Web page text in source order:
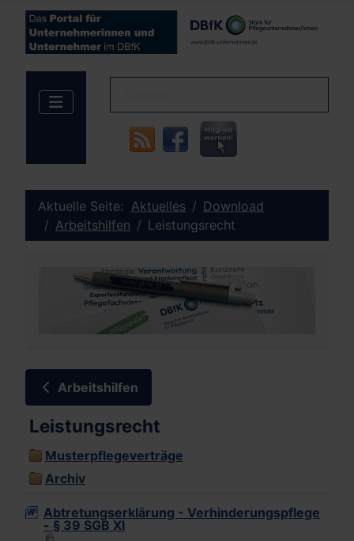
Aktuelle Seite: Aktuelles
Download
Arbeitshilfen
Leistungsrecht
Arbeitshilfen
Leistungsrecht
Musterpflegeverträge
Archiv
Abtretungserklärung - Verhinderungspflege
- § 39 SGB XI